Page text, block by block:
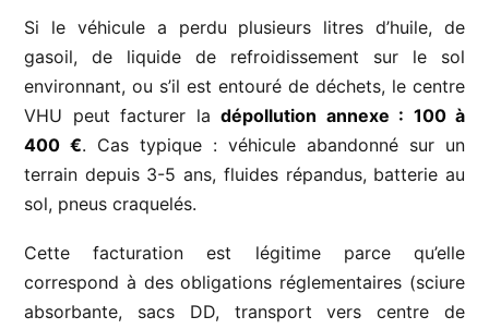
Si le véhicule a perdu plusieurs litres d’huile, de
gasoil, de liquide de refroidissement sur le sol
environnant, ou s’il est entouré de déchets, le centre
VHU peut facturer la dépollution annexe : 100 à
400 €. Cas typique : véhicule abandonné sur un
terrain depuis 3-5 ans, fluides répandus, batterie au
sol, pneus craquelés.
Cette facturation est légitime parce qu’elle
correspond à des obligations réglementaires (sciure
absorbante, sacs DD, transport vers centre de